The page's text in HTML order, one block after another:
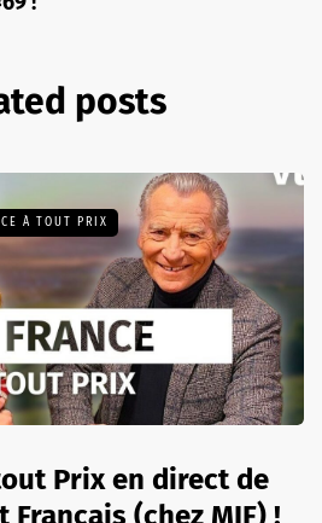
posts
À TOUT PRIX
Prix en direct de
(chez MIF) !